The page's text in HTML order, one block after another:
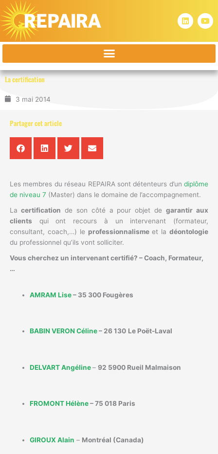
Aller
au
contenu
L
i
k
i
n
Y
o
t
e
La certification
3 mai 2014
Partager cet article
Les membres du réseau REPAIRA sont détenteurs d’un diplôme
de niveau 7 (Master) dans le domaine de l’accompagnement.
La certification de son côté a pour objet degarantir aux
clients qui ont recours à un intervenant (formateur,
consultant, coach,…) le professionnalismeet la déontologie
du professionnel qu’ils vont solliciter.
Vous cherchez un intervenant certifié? – Coach, Formateur,
…
AMRAM Lise– 35 300 Fougères
BABIN VERON Céline– 26 130 Le Poët-Laval
DELVART Angéline–92 5900 Rueil Malmaison
FROMONT Hélène– 75 018 Paris
GIROUX Alain – Montréal (Canada)